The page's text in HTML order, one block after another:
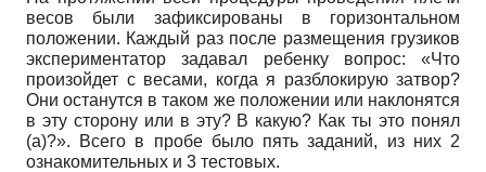
весов были зафиксированы в горизонтальном
положении. Каждый раз после размещения грузиков
экспериментатор задавал ребенку вопрос: «Что
произойдет с весами, когда я разблокирую затвор?
Они останутся в таком же положении или наклонятся
в эту сторону или в эту? В какую? Как ты это понял
(а)?». Всего в пробе было пять заданий, из них 2
ознакомительных и 3 тестовых.